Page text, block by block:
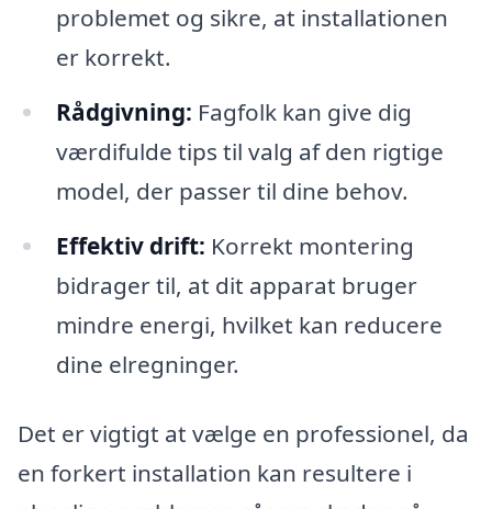
problemet og sikre, at installationen
er korrekt.
Rådgivning: Fagfolk kan give dig
værdifulde tips til valg af den rigtige
model, der passer til dine behov.
Effektiv drift: Korrekt montering
bidrager til, at dit apparat bruger
mindre energi, hvilket kan reducere
dine elregninger.
Det er vigtigt at vælge en professionel, da
en forkert installation kan resultere i